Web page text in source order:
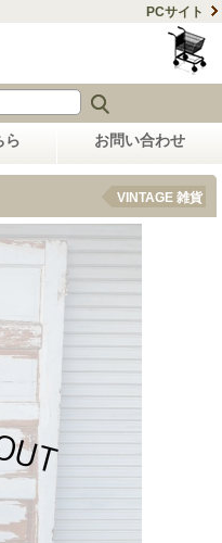
PCサイト
ら お問い合わせ
VINTAGE 雑貨